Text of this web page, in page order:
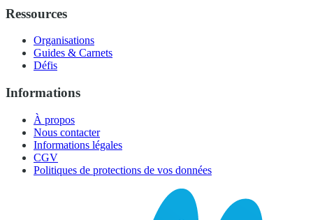
Ressources
Organisations
Guides & Carnets
Défis
Informations
À propos
Nous contacter
Informations légales
CGV
Politiques de protections de vos données